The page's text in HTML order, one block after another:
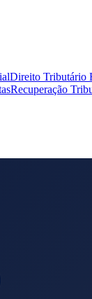
Direito Tributário
Recuperação